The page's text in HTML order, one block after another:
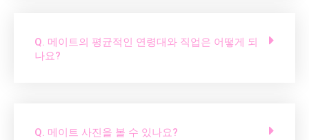
Q. 메이트의 평균적인 연령대와 직업은 어떻게 되
나요?
Q. 메이트 사진을 볼 수 있나요?